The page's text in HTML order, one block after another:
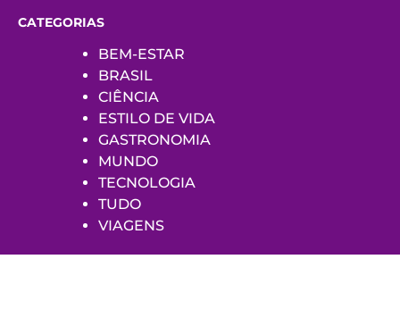
CATEGORIAS
BEM-ESTAR
BRASIL
CIÊNCIA
ESTILO DE VIDA
GASTRONOMIA
MUNDO
TECNOLOGIA
TUDO
VIAGENS